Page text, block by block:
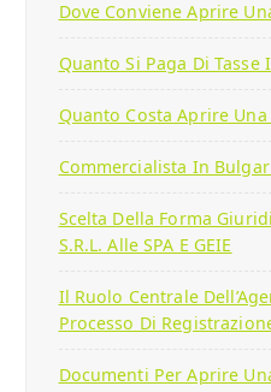
Dove Conviene Aprire
Quanto Si Paga Di Tasse
Quanto Costa Aprire
Commercialista In
Scelta Della Forma
S.r.l. Alle SPA E GEIE
Il Ruolo Centrale
Processo Di
Documenti Per Aprire